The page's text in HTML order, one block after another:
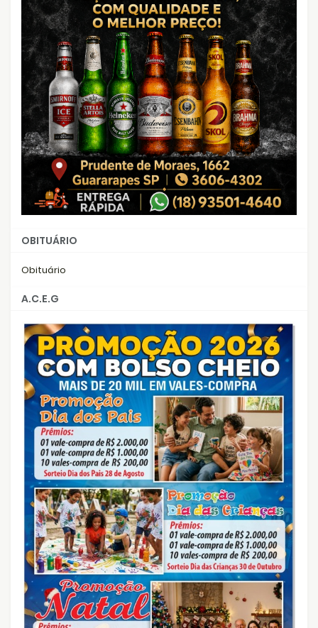
OBITUÁRIO
Obituário
A.C.E.G